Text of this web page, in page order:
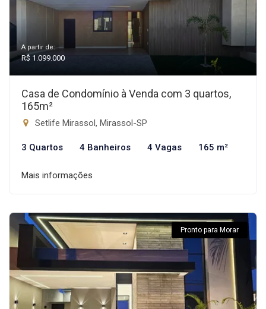
A partir de:
R$ 1.099.000
Casa de Condomínio à Venda com 3 quartos,
165m²
Setlife Mirassol, Mirassol-SP
3 Quartos 4 Banheiros 4 Vagas 165 m²
Mais informações
Pronto para Morar